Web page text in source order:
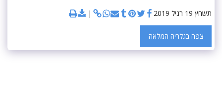
תשחץ 19 רגיל 2019
צפה בגלריה המלאה